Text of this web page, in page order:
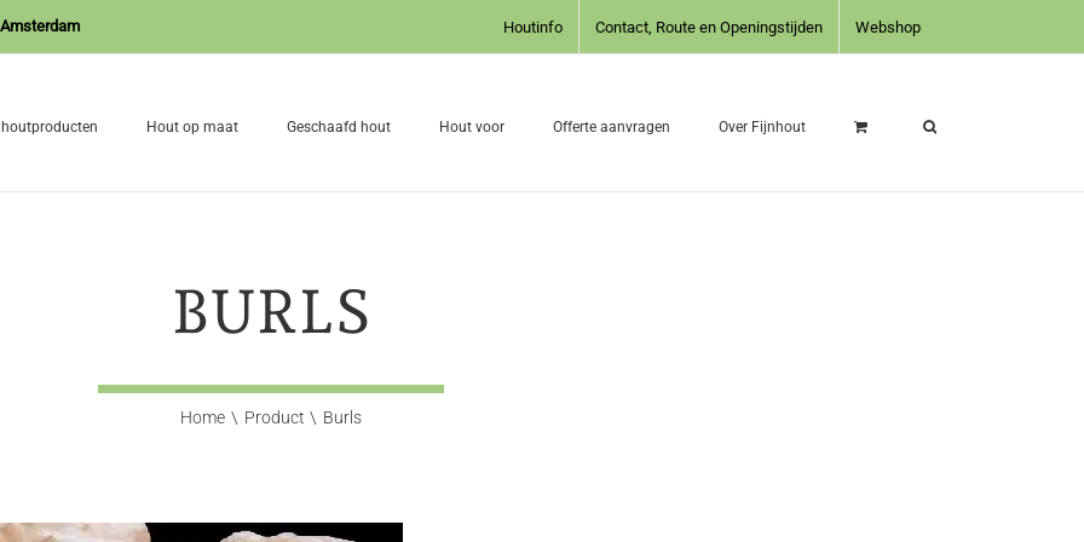
Houtinfo Contact, Route en Openingstijden Webshop
Hout op maat Geschaafd hout Hout voor Offerte aanvragen Over Fijnhout
BURLS
Home Product Burls